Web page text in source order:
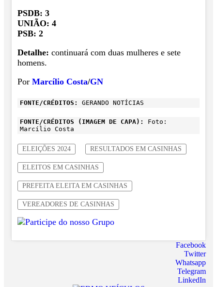
PSDB: 3
UNIÃO: 4
PSB: 2
Detalhe: continuará com duas mulheres e sete
homens.
Por Marcílio Costa/GN
FONTE/CRÉDITOS: GERANDO NOTÍCIAS
FONTE/CRÉDITOS (IMAGEM DE CAPA):
Foto:
Marcílio Costa
ELEIÇÕES 2024 RESULTADOS EM CASINHAS
ELEITOS EM CASINHAS
PREFEITA ELEITA EM CASINHAS
VEREADORES DE CASINHAS
Facebook
Twitter
Whatsapp
Telegram
LinkedIn